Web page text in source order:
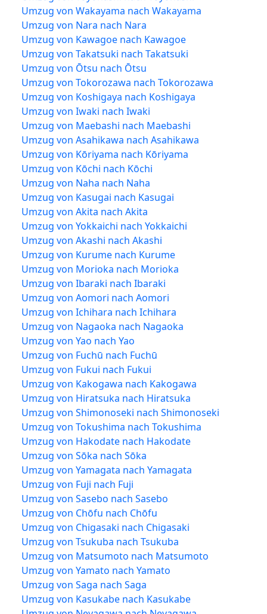
Umzug von Wakayama nach Wakayama
Umzug von Nara nach Nara
Umzug von Kawagoe nach Kawagoe
Umzug von Takatsuki nach Takatsuki
Umzug von Ōtsu nach Ōtsu
Umzug von Tokorozawa nach Tokorozawa
Umzug von Koshigaya nach Koshigaya
Umzug von Iwaki nach Iwaki
Umzug von Maebashi nach Maebashi
Umzug von Asahikawa nach Asahikawa
Umzug von Kōriyama nach Kōriyama
Umzug von Kōchi nach Kōchi
Umzug von Naha nach Naha
Umzug von Kasugai nach Kasugai
Umzug von Akita nach Akita
Umzug von Yokkaichi nach Yokkaichi
Umzug von Akashi nach Akashi
Umzug von Kurume nach Kurume
Umzug von Morioka nach Morioka
Umzug von Ibaraki nach Ibaraki
Umzug von Aomori nach Aomori
Umzug von Ichihara nach Ichihara
Umzug von Nagaoka nach Nagaoka
Umzug von Yao nach Yao
Umzug von Fuchū nach Fuchū
Umzug von Fukui nach Fukui
Umzug von Kakogawa nach Kakogawa
Umzug von Hiratsuka nach Hiratsuka
Umzug von Shimonoseki nach Shimonoseki
Umzug von Tokushima nach Tokushima
Umzug von Hakodate nach Hakodate
Umzug von Sōka nach Sōka
Umzug von Yamagata nach Yamagata
Umzug von Fuji nach Fuji
Umzug von Sasebo nach Sasebo
Umzug von Chōfu nach Chōfu
Umzug von Chigasaki nach Chigasaki
Umzug von Tsukuba nach Tsukuba
Umzug von Matsumoto nach Matsumoto
Umzug von Yamato nach Yamato
Umzug von Saga nach Saga
Umzug von Kasukabe nach Kasukabe